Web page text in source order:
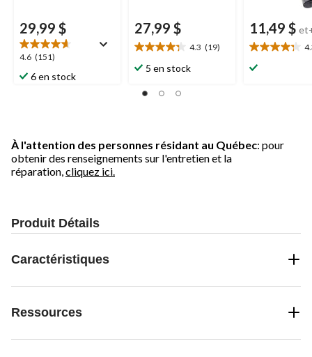
29,99 $
4.6 (151)
4.6
étoile(s)
sur
6 en stock
27,99 $
4.3 (19)
4.3
étoile(s)
5.
5 en stock
11,49 $
4.3
étoile(s)
À l'attention des personnes résidant au Québec: pour
obtenir des renseignements sur l'entretien et la
réparation, cliquez ici.
Produit Détails
Caractéristiques
Ressources